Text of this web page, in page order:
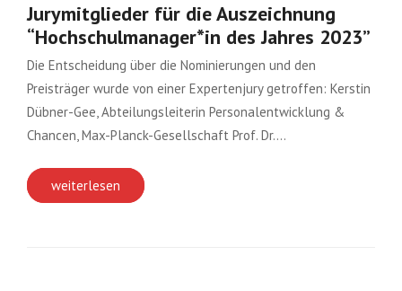
Jurymitglieder für die Auszeichnung
“Hochschulmanager*in des Jahres 2023”
Die Entscheidung über die Nominierungen und den
Preisträger wurde von einer Expertenjury getroffen: Kerstin
Dübner-Gee, Abteilungsleiterin Personalentwicklung &
Chancen, Max-Planck-Gesellschaft Prof. Dr….
weiterlesen